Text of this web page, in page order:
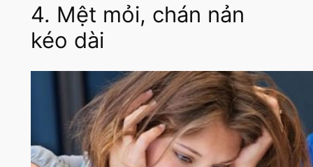
4. Mệt mỏi, chán nản
kéo dài